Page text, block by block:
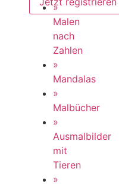
»
Malen
nach
Zahlen
»
Mandalas
»
Malbücher
»
Ausmalbilder
mit
Tieren
»